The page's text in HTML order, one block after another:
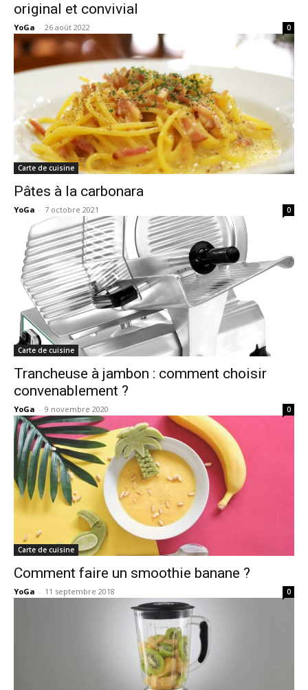
original et convivial
YoGa - 26 août 2022 0
Carte de cuisine
Pâtes à la carbonara
YoGa - 7 octobre 2021 0
Carte de cuisine
Trancheuse à jambon : comment choisir
convenablement ?
YoGa - 9 novembre 2020 0
Carte de cuisine
Comment faire un smoothie banane ?
YoGa - 11 septembre 2018 0